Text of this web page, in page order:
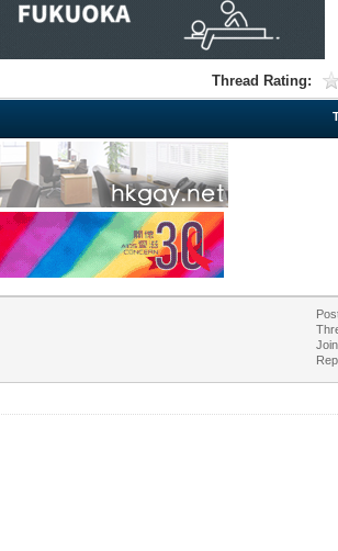
Thread Rating: